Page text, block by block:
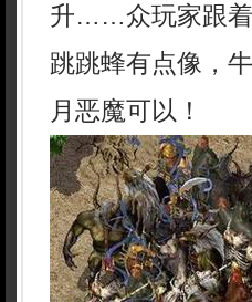
升……众玩家跟着
跳跳蜂有点像，
月恶魔可以！